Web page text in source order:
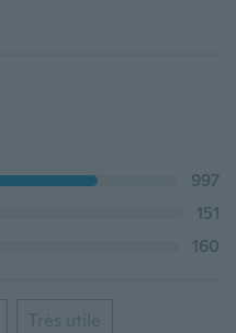
997
151
160
Très utile